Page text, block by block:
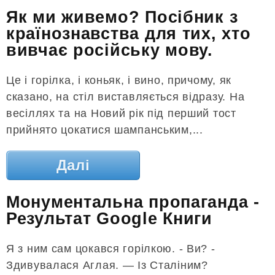
Як ми живемо? Посібник з
країнознавства для тих, хто
вивчає російську мову.
Це і горілка, і коньяк, і вино, причому, як
сказано, на стіл виставляється відразу. На
весіллях та на Новий рік під перший тост
прийнято цокатися шампанським,...
Далі
Монументальна пропаганда -
Результат Google Книги
Я з ним сам цокався горілкою. - Ви? -
Здивувалася Аглая. — Із Сталіним?